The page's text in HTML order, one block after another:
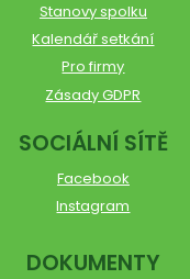
Stanovy spolku
Kalendář setkání
Pro firmy
Zásady GDPR
SOCIÁLNÍ SÍTĚ
Facebook
Instagram
DOKUMENTY